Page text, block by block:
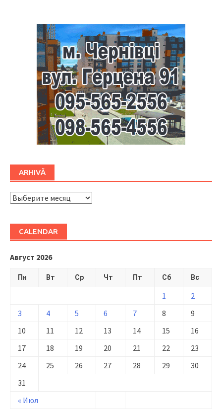
ARHIVĂ
ARHIVĂ
CALENDAR
Август 2026
Пн Вт Ср Чт Пт Сб Вс
« Июл
1
2
3
4 5 6 7 8
9
10
11 12 13 14 15
16
17
18 19 20 21 22
23
24
25 26 27 28 29
30
31